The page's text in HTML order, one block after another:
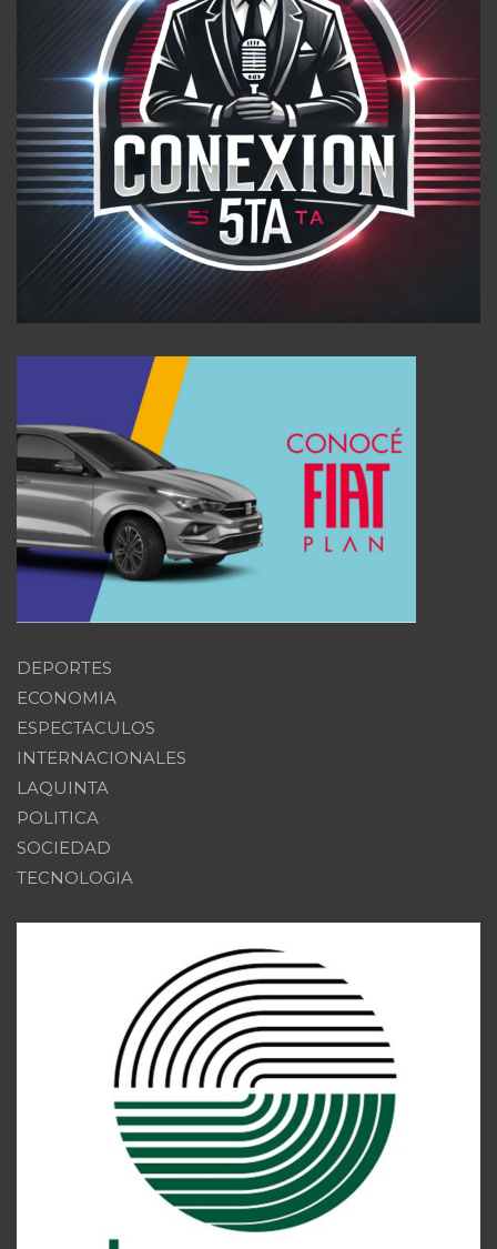
DEPORTES
ECONOMIA
ESPECTACULOS
INTERNACIONALES
LAQUINTA
POLITICA
SOCIEDAD
TECNOLOGIA